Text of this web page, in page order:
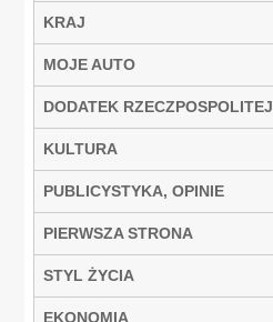
KRAJ
MOJE AUTO
DODATEK RZECZPOSPOLITEJ
KULTURA
PUBLICYSTYKA, OPINIE
PIERWSZA STRONA
STYL ŻYCIA
EKONOMIA